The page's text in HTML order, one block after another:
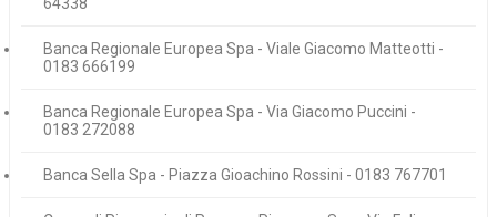
64338
Banca Regionale Europea Spa - Viale Giacomo Matteotti -
0183 666199
Banca Regionale Europea Spa - Via Giacomo Puccini -
0183 272088
Banca Sella Spa - Piazza Gioachino Rossini - 0183 767701